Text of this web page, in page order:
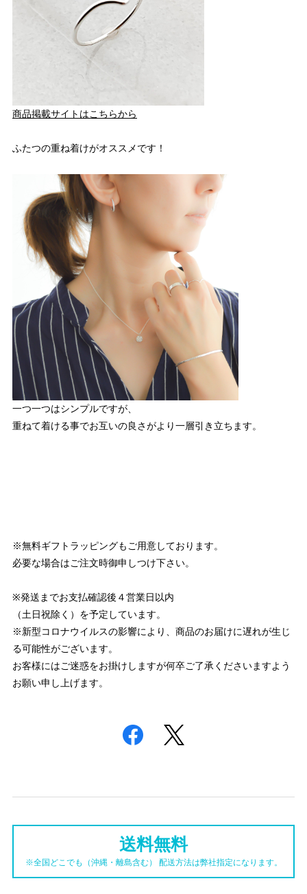
商品掲載サイトはこちらから
ふたつの重ね着けがオススメです！
一つ一つはシンプルですが、
重ねて着ける事でお互いの良さがより一層引き立ちます。
※無料ギフトラッピングもご用意しております。
必要な場合はご注文時御申しつけ下さい。
※発送までお支払確認後４営業日以内
（土日祝除く）を予定しています。
※新型コロナウイルスの影響により、商品のお届けに遅れが生じ
る可能性がございます。
お客様にはご迷惑をお掛けしますが何卒ご了承くださいますよう
お願い申し上げます。
送料無料
※全国どこでも（沖縄・離島含む） 配送方法は弊社指定になります。